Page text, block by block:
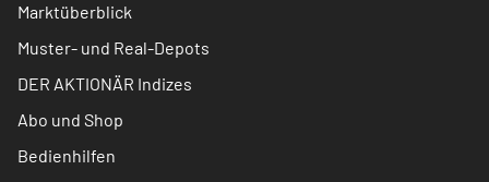
Marktüberblick
Muster- und Real-Depots
DER AKTIONÄR Indizes
Abo und Shop
Bedienhilfen